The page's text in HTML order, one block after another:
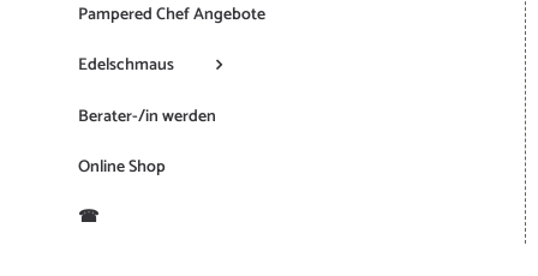
Pampered Chef Angebote
Edelschmaus
Berater-/in werden
Online Shop
☎